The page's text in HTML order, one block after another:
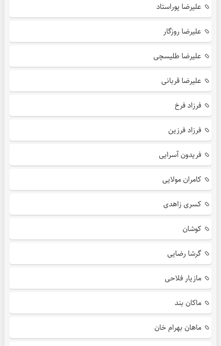
علیرضا پوراستاد
علیرضا روزگار
علیرضا طلیسچی
علیرضا قربانی
فرزاد فرخ
فرزاد فرزین
فریدون آسرایی
کامران مولایی
کسری زاهدی
کوشان
گرشا رضایی
مازیار فلاحی
ماکان بند
ماهان بهرام خان